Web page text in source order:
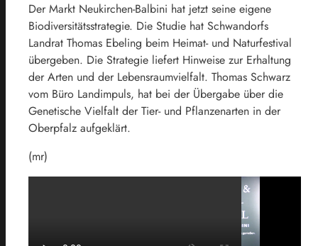
Der Markt Neukirchen-Balbini hat jetzt seine eigene
Biodiversitätsstrategie. Die Studie hat Schwandorfs
Landrat Thomas Ebeling beim Heimat- und Naturfestival
übergeben. Die Strategie liefert Hinweise zur Erhaltung
der Arten und der Lebensraumvielfalt. Thomas Schwarz
vom Büro Landimpuls, hat bei der Übergabe über die
Genetische Vielfalt der Tier- und Pflanzenarten in der
Oberpfalz aufgeklärt.
(mr)